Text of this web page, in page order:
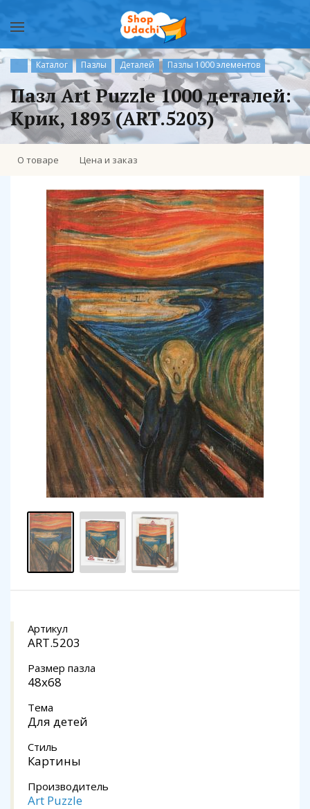
Каталог Пазлы Деталей Пазлы 1000 элементов
Пазл Art Puzzle 1000 деталей:
Крик, 1893 (ART.5203)
О товаре Цена и заказ
Артикул
ART.5203
Размер пазла
48x68
Тема
Для детей
Стиль
Картины
Производитель
Art Puzzle